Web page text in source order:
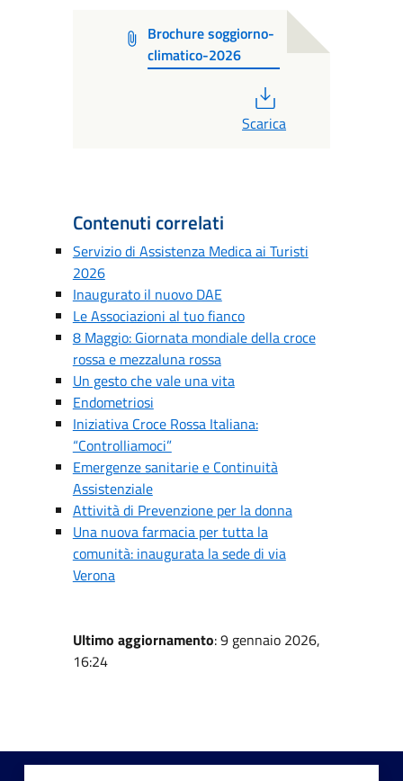
Brochure soggiorno-
climatico-2026
Scarica
Contenuti correlati
Servizio di Assistenza Medica ai Turisti
2026
Inaugurato il nuovo DAE
Le Associazioni al tuo fianco
8 Maggio: Giornata mondiale della croce
rossa e mezzaluna rossa
Un gesto che vale una vita
Endometriosi
Iniziativa Croce Rossa Italiana:
“Controlliamoci”
Emergenze sanitarie e Continuità
Assistenziale
Attività di Prevenzione per la donna
Una nuova farmacia per tutta la
comunità: inaugurata la sede di via
Verona
Ultimo aggiornamento: 9 gennaio 2026,
16:24